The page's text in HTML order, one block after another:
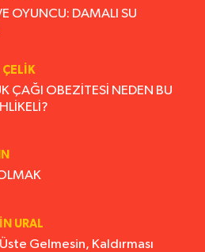
OYUNCU: DAMALI SU
ÇELIK
ÇAĞI OBEZİTESİ NEDEN BU
URAL
Gelmesin, Kaldırması